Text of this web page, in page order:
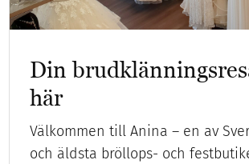
Din
här
Välkommen till Anina – en av
och äldsta bröllops- och